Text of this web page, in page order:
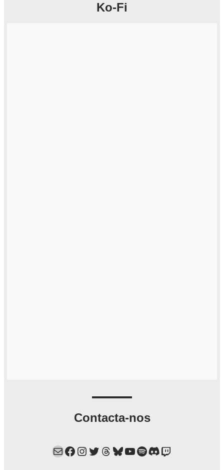
Ko-Fi
Contacta-nos
Mail Facebook Instagram Twitter Threads Bluesky YouTube Spotify Discord Twitch